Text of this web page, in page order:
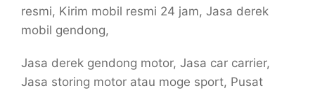
resmi, Kirim mobil resmi 24 jam, Jasa derek
mobil gendong,
Jasa derek gendong motor, Jasa car carrier,
Jasa storing motor atau moge sport, Pusat